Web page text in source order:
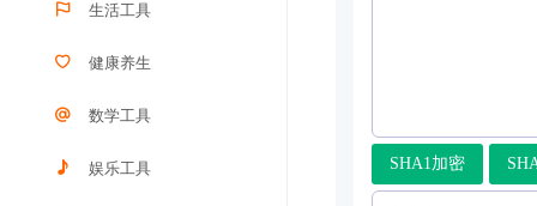
生活工具
健康养生
数学工具
娱乐工具 SHA1加密